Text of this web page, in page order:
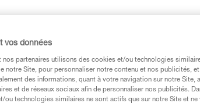
vos données
nos partenaires utilisons des cookies et/ou technologies
notre Site, pour personnaliser notre contenu et nos publicités,
des informations, quant à votre navigation sur notre Site,
et de réseaux sociaux afin de personnaliser nos publicités.
ou technologies similaires ne sont actifs que sur notre Site et ne